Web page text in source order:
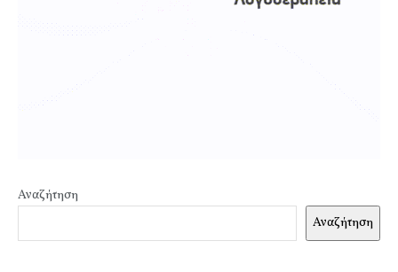
Αναζήτηση
Αναζήτηση